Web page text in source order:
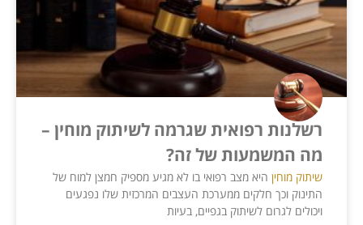
רשלנות רפואית שגרמה לשיתוק מוחין –
מה המשמעות של זה?
שיתוק מוחין היא מצב רפואי בו לא מגיע מספיק חמצן למוח של
התינוק וכך חלקים ממערכת העצבים המרכזית שלו נפגעים
ויכולים לגרום לשיתוק בגפיים, בעיות